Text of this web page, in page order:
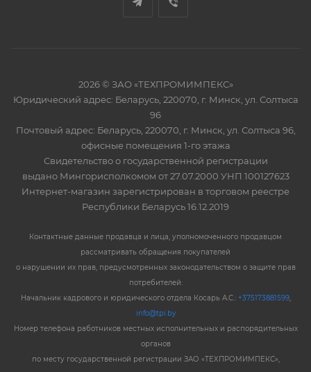
2026 © ЗАО «ТЕХПРОМИМПЕКС»
Юридический адрес: Беларусь, 220070, г. Минск, ул. Солтыса
96
Почтовый адрес: Беларусь, 220070, г. Минск, ул. Солтыса 96,
офисные помещения 1-го этажа
Свидетельство о государственной регистрации
выдано Мингорисполкомом от 27.07.2000 УНП 100127623
Интернет-магазин зарегистрирован в торговом реестре
Республики Беларусь 16.12.2019
Контактные данные продавца и лица, уполномоченного продавцом
рассматривать обращения покупателей
о нарушении их прав, предусмотренных законодательством о защите прав
потребителей:
Начальник кадрового и юридического отдела Косарь А.С.: +375173881599,
info@tpi.by
Номер телефона работников местных исполнительных и распорядительных
органов
по месту государственной регистрации ЗАО «ТЕХПРОМИМПЕКС»,